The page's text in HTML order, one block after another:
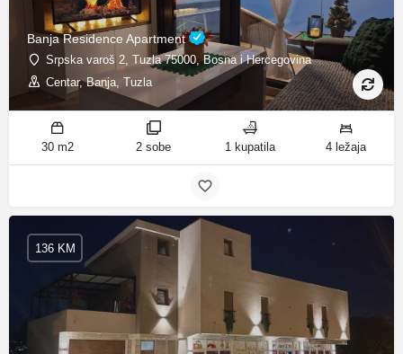
Banja Residence Apartment
Srpska varoš 2, Tuzla 75000, Bosna i Hercegovina
Centar, Banja, Tuzla
30 m2 2 sobe 1 kupatila 4 ležaja
136 KM